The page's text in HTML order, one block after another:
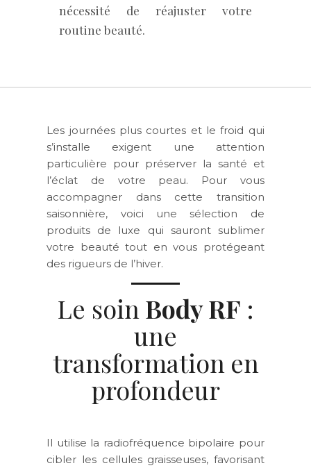
nécessité de réajuster votre
routine beauté.
Les journées plus courtes et le froid qui
s’installe exigent une attention
particulière pour préserver la santé et
l’éclat de votre peau. Pour vous
accompagner dans cette transition
saisonnière, voici une sélection de
produits de luxe qui sauront sublimer
votre beauté tout en vous protégeant
des rigueurs de l’hiver.
Le soin Body RF :
une
transformation en
profondeur
Il utilise la radiofréquence bipolaire pour
cibler les cellules graisseuses, favorisant